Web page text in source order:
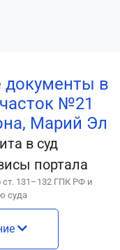
документы в
№21
Марий Эл
в суд
портала
131–132 ГПК РФ и
суда